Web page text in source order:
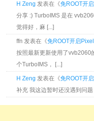
H Zeng 发表在《免ROOT开
分享 :) TurboIMS 是在
觉得好，麻 [...]
ffn 发表在《免ROOT开启
按照最新更新使用了vvb2060
个TurboIMS， [...]
H Zeng 发表在《免ROOT开
补充 我这边暂时还没遇到问题